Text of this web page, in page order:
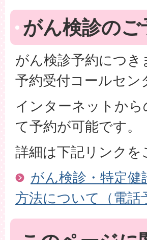
がん検診の
がん検診予約につき
予約受付コールセ
インターネットか
て予約が可能です。
詳細は下記リンク
がん検診・特定
方法について（電話